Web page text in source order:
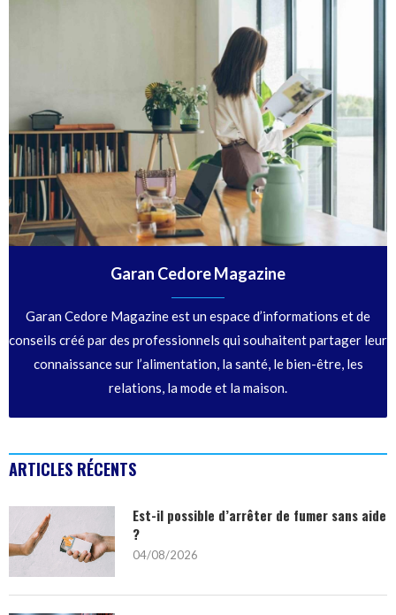
Garan Cedore Magazine
Garan Cedore Magazine est un espace d’informations et de
conseils créé par des professionnels qui souhaitent partager leur
connaissance sur l’alimentation, la santé, le bien-être, les
relations, la mode et la maison.
ARTICLES RÉCENTS
Est-il possible d’arrêter de fumer sans aide
?
04/08/2026